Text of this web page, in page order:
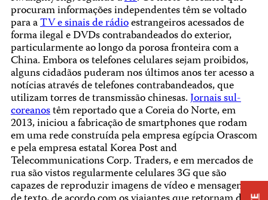
procuram informações independentes têm se voltado
para aTV e sinais de rádioestrangeiros acessados de
forma ilegal e DVDs contrabandeados do exterior,
particularmente ao longo da porosa fronteira com a
China. Embora os telefones celulares sejam proibidos,
alguns cidadãos puderam nos últimos anos ter acesso a
notícias através de telefones contrabandeados, que
utilizam torres de transmissão chinesas.Jornais sul-
coreanostêm reportado que a Coreia do Norte, em
2013, iniciou a fabricação de smartphones que rodam
em uma rede construída pela empresa egípcia Orascom
e pela empresa estatal Korea Post and
Telecommunications Corp. Traders, e em mercados de
rua são vistos regularmente celulares 3G que são
capazes de reproduzir imagens de vídeo e mensagens